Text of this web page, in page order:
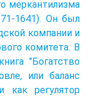
меркантилизма
1641). Он был
компании и
комитета. В
"Богатство
или баланс
как регулятор